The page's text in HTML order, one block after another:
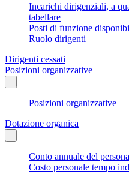
Incarichi dirigenziali, a
tabellare
Posti di funzione
Ruolo dirigenti
Dirigenti cessati
Posizioni organizzative
Posizioni organizzative
Dotazione organica
Conto annuale del
Costo personale tempo